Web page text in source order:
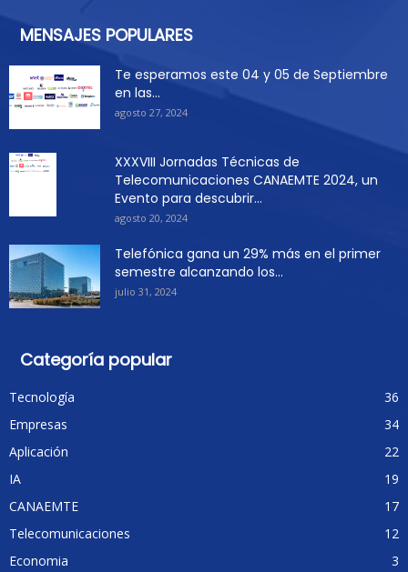
MENSAJES POPULARES
Te esperamos este 04 y 05 de Septiembre
en las...
agosto 27, 2024
XXXVIII Jornadas Técnicas de
Telecomunicaciones CANAEMTE 2024, un
Evento para descubrir...
agosto 20, 2024
Telefónica gana un 29% más en el primer
semestre alcanzando los...
julio 31, 2024
Categoría popular
Tecnología
36
Empresas
34
Aplicación
22
IA
19
CANAEMTE
17
Telecomunicaciones
12
Economia
3